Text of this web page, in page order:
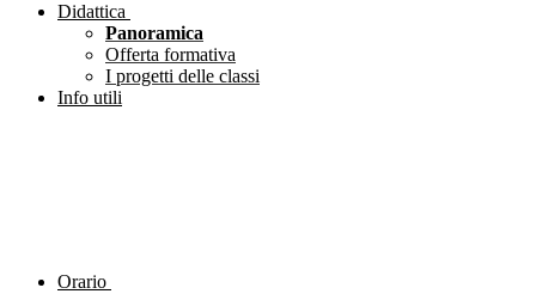
Didattica
Panoramica
Offerta formativa
I progetti delle classi
Info utili
Orario